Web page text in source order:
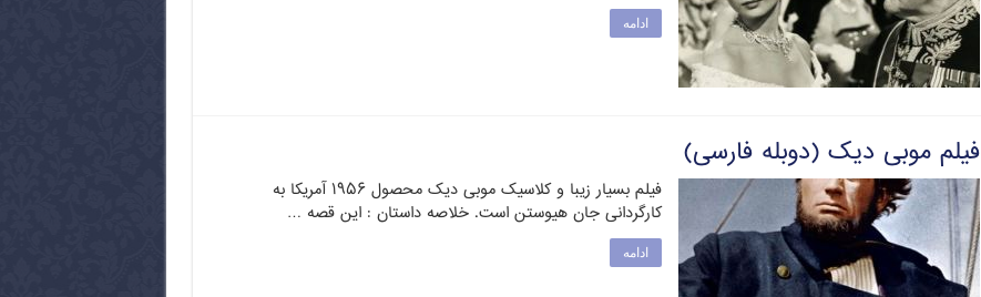
ادامه
فیلم موبی دیک (دوبله فارسی)
فیلم بسیار زیبا و کلاسیک موبی دیک محصول ۱۹۵۶ آمریکا به
کارگردانی جان هیوستن است. خلاصه داستان : این قصه …
ادامه